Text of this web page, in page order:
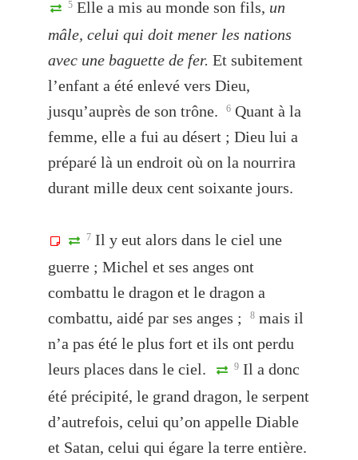
5 Elle a mis au monde son fils, un
mâle, celui qui doit mener les nations
avec une baguette de fer. Et subitement
l’enfant a été enlevé vers Dieu,
jusqu’auprès de son trône.
6 Quant à la
femme, elle a fui au désert ; Dieu lui a
préparé là un endroit où on la nourrira
durant mille deux cent soixante jours.
7 Il y eut alors dans le ciel une
guerre ; Michel et ses anges ont
combattu le dragon et le dragon a
combattu, aidé par ses anges ;
8 mais il
n’a pas été le plus fort et ils ont perdu
leurs places dans le ciel.
9 Il a donc
été précipité, le grand dragon, le serpent
d’autrefois, celui qu’on appelle Diable
et Satan, celui qui égare la terre entière.